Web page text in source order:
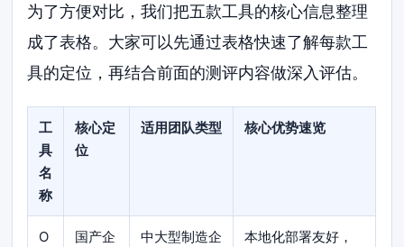
为了方便对比，我们把五款工具的核心信息整理
成了表格。大家可以先通过表格快速了解每款工
具的定位，再结合前面的测评内容做深入评估。
工
具
名
称
核心定
位
适用团队类型 核心优势速览
O
国产企
中大型制造企
本地化部署友好，